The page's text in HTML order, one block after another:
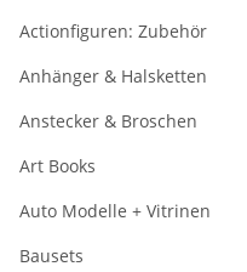
Actionfiguren: Zubehör
Anhänger & Halsketten
Anstecker & Broschen
Art Books
Auto Modelle + Vitrinen
Bausets